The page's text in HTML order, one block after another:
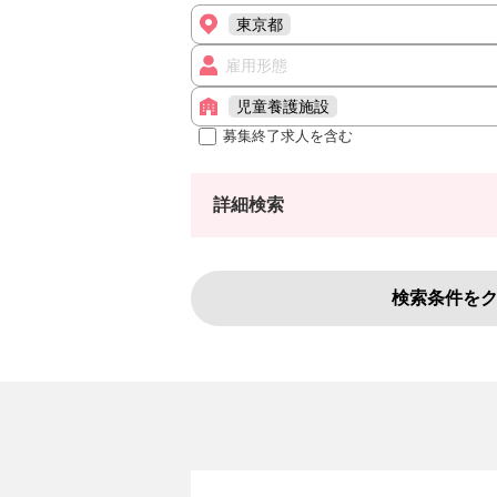
東京都
雇用形態
児童養護施設
募集終了求人を含む
詳細検索
検索条件を